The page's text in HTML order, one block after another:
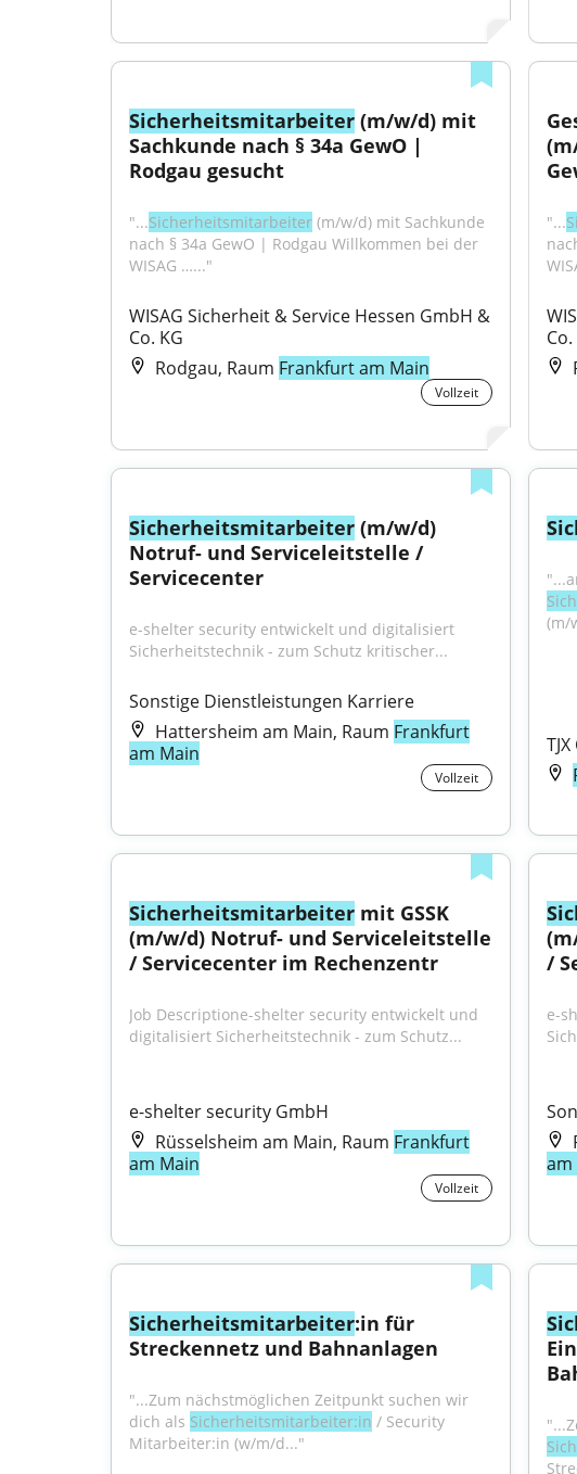
Sicherheitsmitarbeiter (m/w/d) mit
Sachkunde nach § 34a GewO |
Rodgau gesucht
"...Sicherheitsmitarbeiter (m/w/d) mit Sachkunde
nach § 34a GewO | Rodgau Willkommen bei der
WISAG …..."
WISAG Sicherheit & Service Hessen GmbH &
Co. KG
Rodgau, Raum Frankfurt am Main
Vollzeit
"...
Co.
Sicherheitsmitarbeiter (m/w/d)
Notruf- und Serviceleitstelle /
Servicecenter
e-shelter security entwickelt und digitalisiert
Sicherheitstechnik - zum Schutz kritischer...
Sonstige Dienstleistungen Karriere
Hattersheim am Main, Raum Frankfurt
am Main
Vollzeit
(m/
Sicherheitsmitarbeiter mit GSSK
(m/w/d) Notruf- und Serviceleitstelle
/ Servicecenter im Rechenzentr
Job Descriptione-shelter security entwickelt und
digitalisiert Sicherheitstechnik - zum Schutz...
e-shelter security GmbH
Rüsselsheim am Main, Raum Frankfurt
am Main
Vollzeit
/
e-
am
Sicherheitsmitarbeiter:in für
Streckennetz und Bahnanlagen
"...Zum nächstmöglichen Zeitpunkt suchen wir
dich als Sicherheitsmitarbeiter:in / Security
Mitarbeiter:in (w/m/d..."